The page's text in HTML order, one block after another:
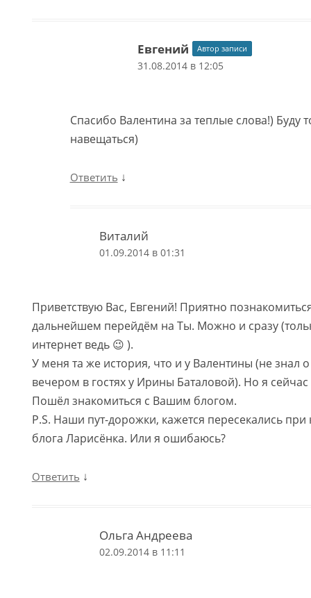
Евгений Автор записи
31.08.2014 в 12:05
Спасибо Валентина за теплые слова!) Буду
навещаться)
Ответить ↓
Виталий
01.09.2014 в 01:31
Приветствую Вас, Евгений! Приятно
дальнейшем перейдём на Ты. Можно и сразу
интернет ведь 😉 ).
У меня та же история, что и у Валентины (не знал
вечером в гостях у Ирины Баталовой). Но я
Пошёл знакомиться с Вашим блогом.
Р.S. Наши пут-дорожки, кажется пересекались
блога Ларисёнка. Или я ошибаюсь?
Ответить ↓
Ольга Андреева
02.09.2014 в 11:11